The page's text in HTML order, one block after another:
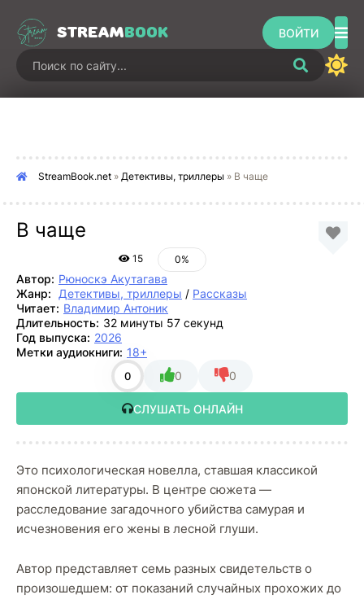
STREAMBOOK ВОЙТИ
StreamBook.net » Детективы, триллеры » В чаще
В чаще
15 0%
Автор: Рюноскэ Акутагава
Жанр:
Детективы, триллеры / Рассказы
Читает: Владимир Антоник
Длительность: 32 минуты 57 секунд
Год выпуска: 2026
Метки аудиокниги: 18+
0 0 0
СЛУШАТЬ ОНЛАЙН
Это психологическая новелла, ставшая классикой
японской литературы. В центре сюжета —
расследование загадочного убийства самурая и
исчезновения его жены в лесной глуши.
Автор представляет семь разных свидетельств о
произошедшем: от показаний случайных прохожих до